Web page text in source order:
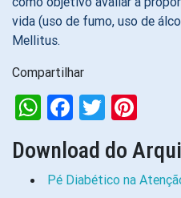
vida (uso de fumo, uso de
Mellitus.
Compartilhar
WhatsApp
Facebook
Twitter
Download do
Pé Diabético na